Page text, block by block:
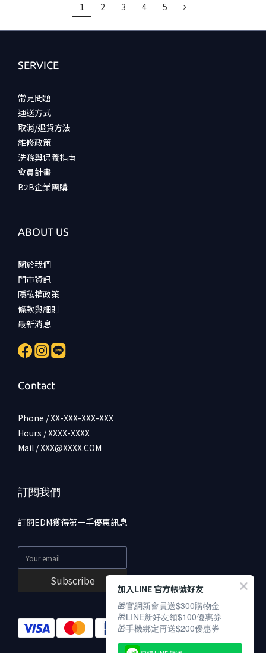
1 2 3 4 5
SERVICE
常見問題
運送方式
取消/退貨方法
維修政策
洗滌與保養指南
會員計畫
B2B企業團購
ABOUT US
關於我們
門市資訊
隱私權政策
條款與細則
最新消息
Contact
Phone / XX-XXX-XXX-XXX
Hours / XXXX-XXXX
Mail / XXX@XXXX.COM
訂閱我們
訂閱EDM獲得第一手優惠訊息
Subscribe
加入LINE 官方帳號好友
🎁官網新會員送$300購物金
🎁LINE新好友領$100優惠券
🎁手機綁定再送$200優惠券